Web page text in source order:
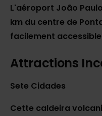
L'aéroport João
km du centre de
facilement
Attractions
Sete Cidades
Cette caldeira